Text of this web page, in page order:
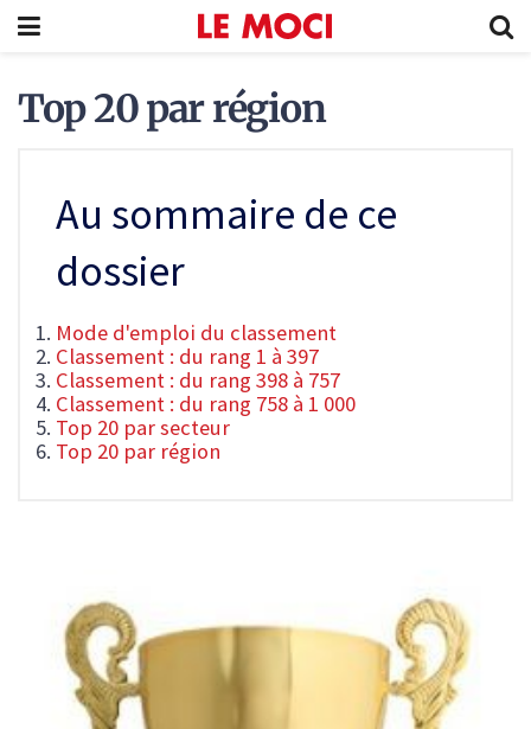
Top 20 par région
Au sommaire de ce
dossier
Mode d'emploi du classement
Classement : du rang 1 à 397
Classement : du rang 398 à 757
Classement : du rang 758 à 1 000
Top 20 par secteur
Top 20 par région